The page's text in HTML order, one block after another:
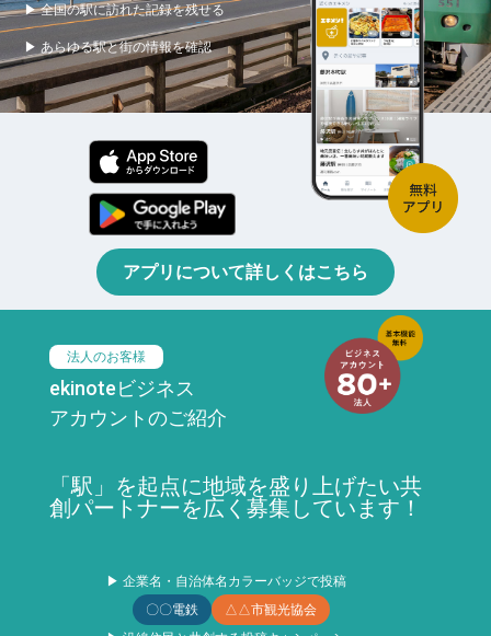
▶ 全国の駅に訪れた記録を残せる
▶ あらゆる駅と街の情報を確認
アプリについて詳しくはこちら
法人のお客様
ekinoteビジネス
アカウントのご紹介
「駅」を起点に地域を盛り上げたい共
創パートナーを広く募集しています！
▶ 企業名・自治体名カラーバッジで投稿
〇〇電鉄
△△市観光協会